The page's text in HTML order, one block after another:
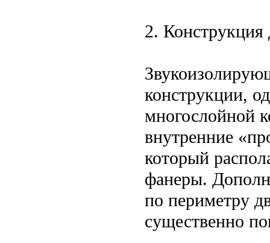
2. Конструкция
конструкции,
многослойной
внутренние
который
фанеры.
по периметру
существенно